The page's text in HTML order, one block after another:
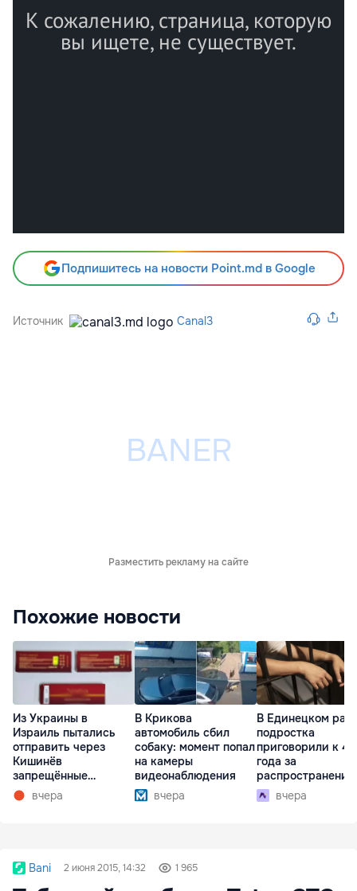
Подпишитесь на новости Point.md в Google
Источник Canal3
Разместить рекламу на сайте
Похожие новости
Из Украины в
Израиль пытались
отправить через
Кишинёв
запрещённые
препараты
вчера
В Крикова
автомобиль сбил
собаку: момент попал
на камеры
видеонаблюдения
вчера
В Единецком
подростка
приговорили к
года за
распространение
наркотиков
вчера
Bani 2 июня 2015, 14:32 1 965